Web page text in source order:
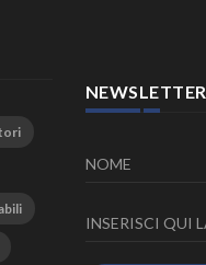
NEWSLETTER